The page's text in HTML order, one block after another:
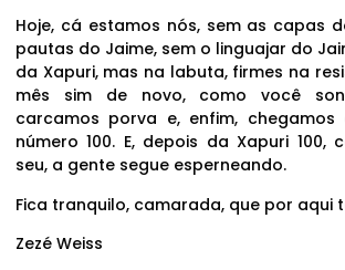
Hoje, cá estamos nós, sem as capas
pautas do Jaime, sem o linguajar do
da Xapuri, mas na labuta, firmes na
mês sim de novo, como você
carcamos porva e, enfim,
número 100. E, depois da Xapuri 100,
seu, a gente segue esperneando.
Fica tranquilo, camarada, que por aqui
Zezé Weiss